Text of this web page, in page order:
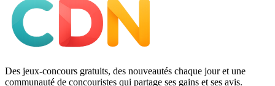
Des jeux-concours gratuits, des nouveautés chaque jour et une
communauté de concouristes qui partage ses gains et ses avis.